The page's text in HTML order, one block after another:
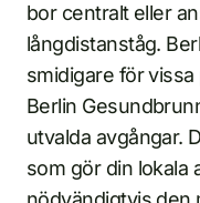
bor centralt eller
långdistanståg.
smidigare för
Berlin
utvalda avgångar.
som gör din lokala